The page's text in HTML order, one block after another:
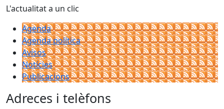
L'actualitat a un clic
Agenda
Agenda política
Avisos
Notícies
Publicacions
Adreces i telèfons